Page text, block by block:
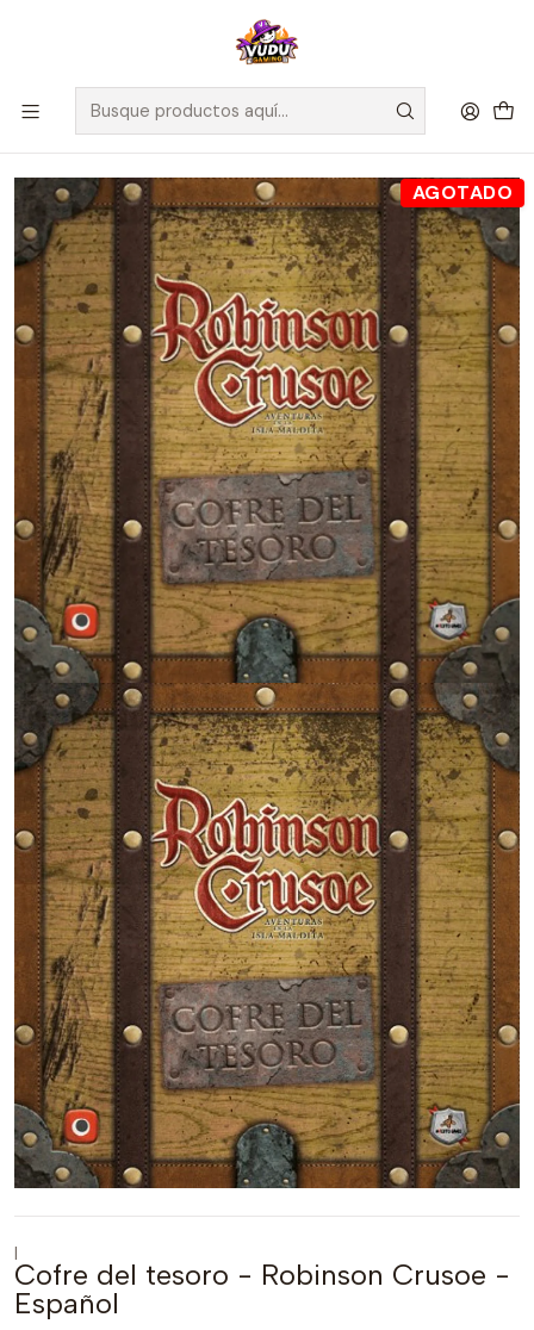
🚀 ¡Despachamos a todo Chile! Envío GRATIS a Regiones sobre
$100.000 y a RM sobre $35.000
Inicio Juegos de Mesa Editorial Maldito Games
Cofre del tesoro - Robinson Crusoe - Español
AGOTADO
|
Cofre del tesoro - Robinson Crusoe -
Español